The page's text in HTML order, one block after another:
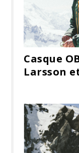
Casque
Larsson